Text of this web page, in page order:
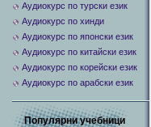
Аудиокурс по турски език
Аудиокурс по хинди
Аудиокурс по японски език
Аудиокурс по китайски език
Аудиокурс по корейски език
Аудиокурс по арабски език
Популярни учебници